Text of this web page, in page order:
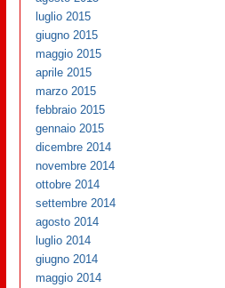
luglio 2015
giugno 2015
maggio 2015
aprile 2015
marzo 2015
febbraio 2015
gennaio 2015
dicembre 2014
novembre 2014
ottobre 2014
settembre 2014
agosto 2014
luglio 2014
giugno 2014
maggio 2014